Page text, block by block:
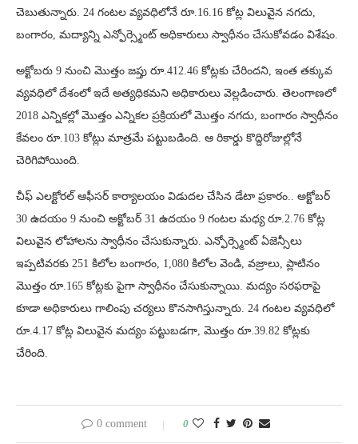
చెబుతున్నారు. 24 గంటల వ్యవధిలోనే రూ.16.16 కోట్ల విలువైన నగదు,
బంగారం, మద్యాన్ని ఎన్ఫోర్స్మెంట్ అధికారులు స్వాధీనం చేసుకోవడం విశేషం.
అక్టోబరు 9 నుంచి మొత్తం జప్తు రూ.412.46 కోట్లకు చేరిందని, ఇంత తక్కువ
వ్యవధిలో దేశంలో ఇదే అత్యధికమని అధికారులు వెల్లడించారు. తెలంగాణలో
2018 ఎన్నికల్లో మొత్తం ఎన్నికల ప్రక్రియలో మొత్తం నగదు, బంగారం స్వాధీనం
కేవలం రూ.103 కోట్లు మాత్రమే పట్టుబడింది. ఆ రికార్డు కొద్దిరోజుల్లోనే
చెరిగిపోయింది.
చీఫ్ ఎలక్టోరల్ ఆఫీసర్ కార్యాలయం విడుదల చేసిన డేటా ప్రకారం.. అక్టోబర్
30 ఉదయం 9 నుంచి అక్టోబర్ 31 ఉదయం 9 గంటల మధ్య రూ.2.76 కోట్ల
విలువైన లోహాలను స్వాధీనం చేసుకున్నారు. ఎన్ఫోర్స్మెంట్ ఏజెన్సీలు
ఇప్పటివరకు 251 కిలోల బంగారం, 1,080 కిలోల వెండి, వజ్రాలు, ప్లాటినం
మొత్తం రూ.165 కోట్లకు పైగా స్వాధీనం చేసుకున్నాయి. మద్యం సరఫరాపై
కూడా అధికారులు గాలింపు చర్యలు కొనసాగిస్తున్నారు. 24 గంటల వ్యవధిలో
రూ.4.17 కోట్ల విలువైన మద్యం పట్టుబడగా, మొత్తం రూ.39.82 కోట్లకు
చేరింది.
0 comment 0